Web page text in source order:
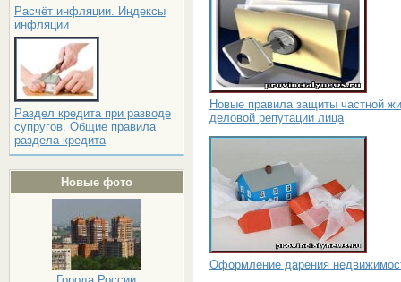
Расчёт инфляции. Индексы
инфляции
Раздел кредита при разводе
супругов. Общие правила
раздела кредита
Новые фото
Новые правила защиты частной
деловой репутации лица
Оформление дарения